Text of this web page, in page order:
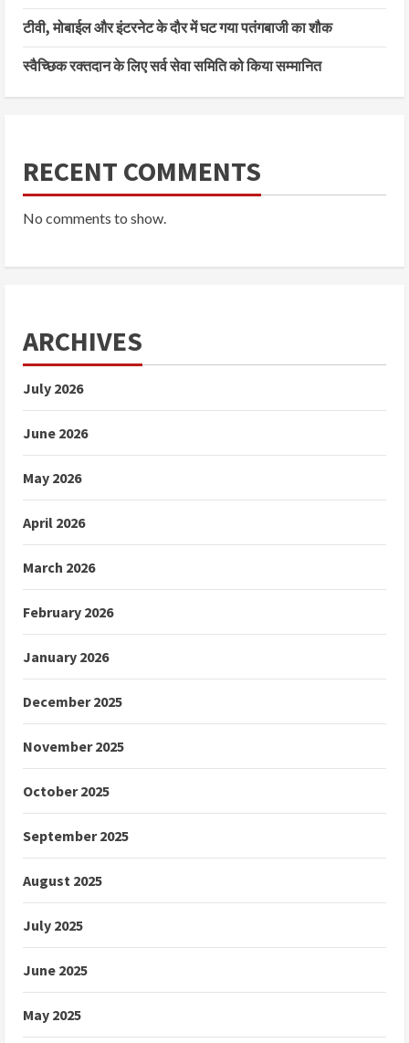
टीवी, मोबाईल और इंटरनेट के दौर में घट गया पतंगबाजी का शौक
स्वैच्छिक रक्तदान के लिए सर्व सेवा समिति को किया सम्मानित
RECENT COMMENTS
No comments to show.
ARCHIVES
July 2026
June 2026
May 2026
April 2026
March 2026
February 2026
January 2026
December 2025
November 2025
October 2025
September 2025
August 2025
July 2025
June 2025
May 2025